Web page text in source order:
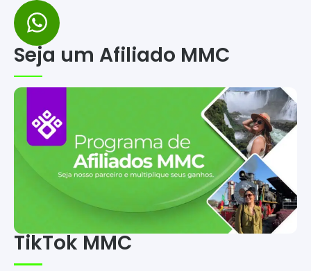
Seja um Afiliado MMC
TikTok MMC